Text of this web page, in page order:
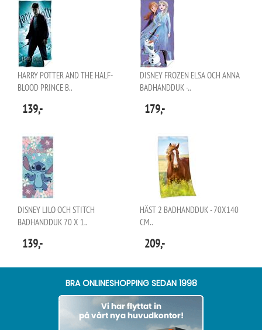
HARRY POTTER AND THE HALF-
BLOOD PRINCE B..
139,-
DISNEY FROZEN ELSA OCH ANNA
BADHANDDUK -..
179,-
DISNEY LILO OCH STITCH
BADHANDDUK 70 X 1..
139,-
HÄST 2 BADHANDDUK - 70X140
CM..
209,-
BRA ONLINESHOPPING SEDAN 1998